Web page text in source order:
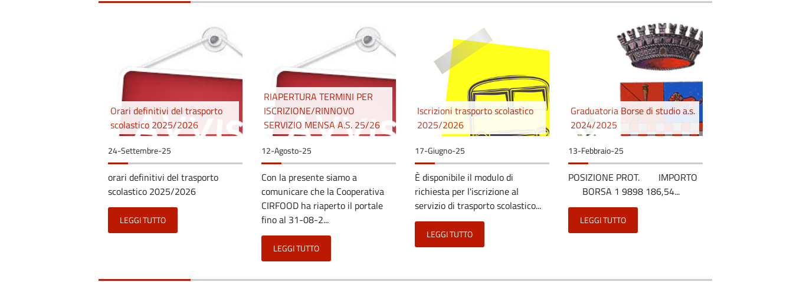
Orari definitivi del trasporto
scolastico 2025/2026
24-Settembre-25
orari definitivi del trasporto
scolastico 2025/2026
LEGGI TUTTO
RIAPERTURA TERMINI PER
ISCRIZIONE/RINNOVO
SERVIZIO MENSA A.S. 25/26
12-Agosto-25
Con la presente siamo a
comunicare che la Cooperativa
CIRFOOD ha riaperto il portale
fino al 31-08-2...
LEGGI TUTTO
Iscrizioni trasporto scolastico
2025/2026
17-Giugno-25
È disponibile il modulo di
richiesta per l'iscrizione al
servizio di trasporto scolastico...
LEGGI TUTTO
Graduatoria Borse di studio a.s.
2024/2025
13-Febbraio-25
POSIZIONE PROT. IMPORTO
BORSA 1 9898 186,54...
LEGGI TUTTO